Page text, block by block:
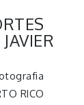
RICO